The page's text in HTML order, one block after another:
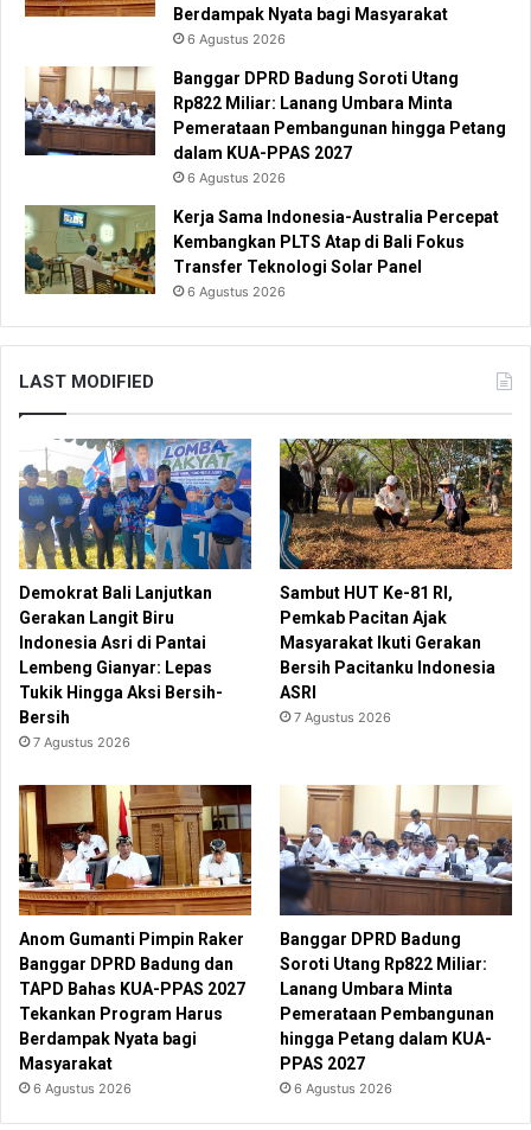
Berdampak Nyata bagi Masyarakat
6 Agustus 2026
Banggar DPRD Badung Soroti Utang
Rp822 Miliar: Lanang Umbara Minta
Pemerataan Pembangunan hingga Petang
dalam KUA-PPAS 2027
6 Agustus 2026
Kerja Sama Indonesia-Australia Percepat
Kembangkan PLTS Atap di Bali Fokus
Transfer Teknologi Solar Panel
6 Agustus 2026
LAST MODIFIED
Demokrat Bali Lanjutkan
Gerakan Langit Biru
Indonesia Asri di Pantai
Lembeng Gianyar: Lepas
Tukik Hingga Aksi Bersih-
Bersih
7 Agustus 2026
Sambut HUT Ke-81 RI,
Pemkab Pacitan Ajak
Masyarakat Ikuti Gerakan
Bersih Pacitanku Indonesia
ASRI
7 Agustus 2026
Anom Gumanti Pimpin Raker
Banggar DPRD Badung dan
TAPD Bahas KUA-PPAS 2027
Tekankan Program Harus
Berdampak Nyata bagi
Masyarakat
6 Agustus 2026
Banggar DPRD Badung
Soroti Utang Rp822 Miliar:
Lanang Umbara Minta
Pemerataan Pembangunan
hingga Petang dalam KUA-
PPAS 2027
6 Agustus 2026